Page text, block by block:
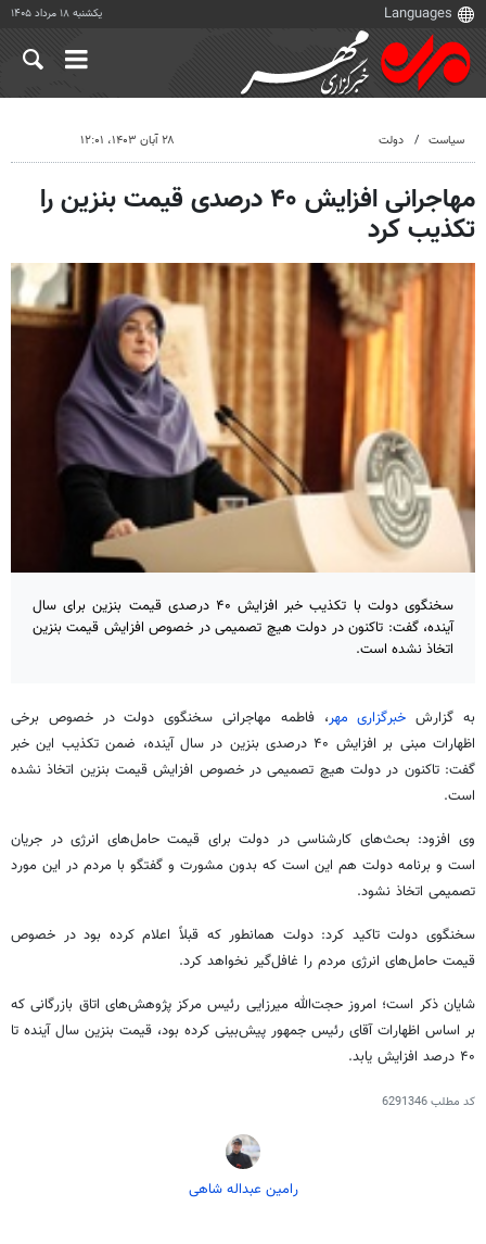
یکشنبه ۱۸ مرداد ۱۴۰۵
سیاست دولت ۲۸ آبان ۱۴۰۳، ۱۲:۰۱
مهاجرانی افزایش ۴۰ درصدی قیمت بنزین را
تکذیب کرد
سخنگوی دولت با تکذیب خبر افزایش ۴۰ درصدی قیمت بنزین برای سال
آینده، گفت: تاکنون در دولت هیچ تصمیمی در خصوص افزایش قیمت بنزین
اتخاذ نشده است.
به گزارش خبرگزاری مهر، فاطمه مهاجرانی سخنگوی دولت در خصوص برخی
اظهارات مبنی بر افزایش ۴۰ درصدی بنزین در سال آینده، ضمن تکذیب این خبر
گفت: تاکنون در دولت هیچ تصمیمی در خصوص افزایش قیمت بنزین اتخاذ نشده
است.
وی افزود: بحث‌های کارشناسی در دولت برای قیمت حامل‌های انرژی در جریان
است و برنامه دولت هم این است که بدون مشورت و گفتگو با مردم در این مورد
تصمیمی اتخاذ نشود.
سخنگوی دولت تاکید کرد: دولت همانطور که قبلاً اعلام کرده بود در خصوص
قیمت حامل‌های انرژی مردم را غافل‌گیر نخواهد کرد.
شایان ذکر است؛ امروز حجت‌الله میرزایی رئیس مرکز پژوهش‌های اتاق بازرگانی که
بر اساس اظهارات آقای رئیس جمهور پیش‌بینی کرده بود، قیمت بنزین سال آینده تا
۴۰ درصد افزایش یابد.
کد مطلب6291346
رامین عبداله شاهی